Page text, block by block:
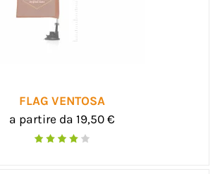
FLAG VENTOSA
a partire da 19,50 €